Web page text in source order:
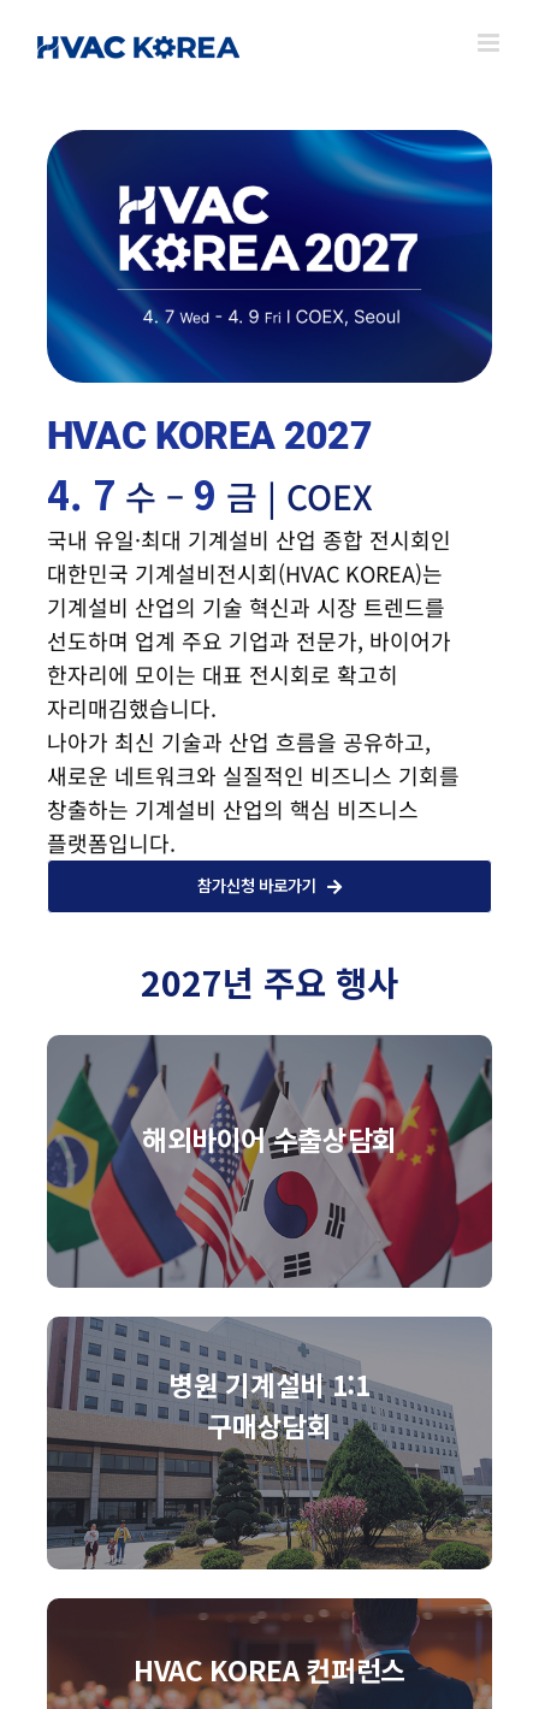
HVAC KOREA 2027
4. 7 수 – 9 금 | COEX
국내 유일·최대 기계설비 산업 종합 전시회인
대한민국 기계설비전시회(HVAC KOREA)는
기계설비 산업의 기술 혁신과 시장 트렌드를
선도하며 업계 주요 기업과 전문가, 바이어가
한자리에 모이는 대표 전시회로 확고히
자리매김했습니다.
나아가 최신 기술과 산업 흐름을 공유하고,
새로운 네트워크와 실질적인 비즈니스 기회를
창출하는 기계설비 산업의 핵심 비즈니스
플랫폼입니다.
참가신청 바로가기
2027년 주요 행사
해외바이어 수출상담회
병원 기계설비 1:1
구매상담회
HVAC KOREA 컨퍼런스